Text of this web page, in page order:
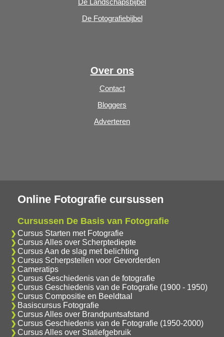
De Landschapsbijbel
De Fotografiebijbel
Over ons
Contact
Bloggers
Adverteren
Online Fotografie cursussen
Cursussen De Basis van Fotografie
Cursus Starten met Fotografie
Cursus Alles over Scherptediepte
Cursus Aan de slag met belichting
Cursus Scherpstellen voor Gevorderden
Cameratips
Cursus Geschiedenis van de fotografie
Cursus Geschiedenis van de Fotografie (1900 - 1950)
Cursus Compositie en Beeldtaal
Basiscursus Fotografie
Cursus Alles over Brandpuntsafstand
Cursus Geschiedenis van de Fotografie (1950-2000)
Cursus Alles over Statiefgebruik